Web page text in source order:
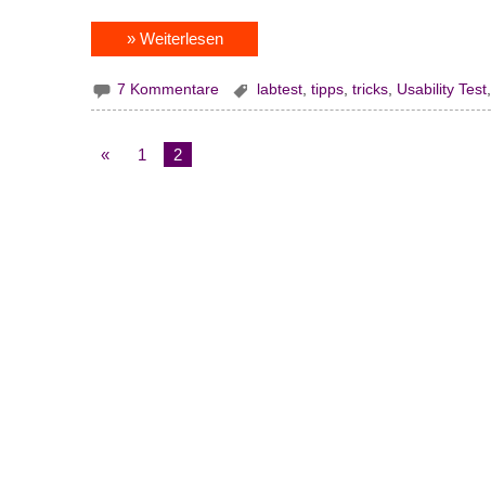
» Weiterlesen
7 Kommentare labtest, tipps, tricks, Usability Test,
« 1 2